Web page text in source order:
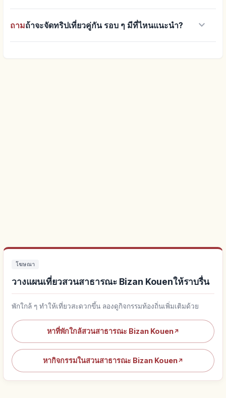
ถามถ้าจะจัดทริปเที่ยวคู่กัน รอบ ๆ มีที่ไหนแนะนำ? keyboard_arrow_down
โฆษณา
วางแผนเที่ยวสวนสาธารณะ Bizan Kouenให้ราบรื่น
พักใกล้ ๆ ทำให้เที่ยวสะดวกขึ้น ลองดูกิจกรรมท้องถิ่นเพิ่มเติมด้วย
หาที่พักใกล้สวนสาธารณะ Bizan Kouen↗
หากิจกรรมในสวนสาธารณะ Bizan Kouen↗